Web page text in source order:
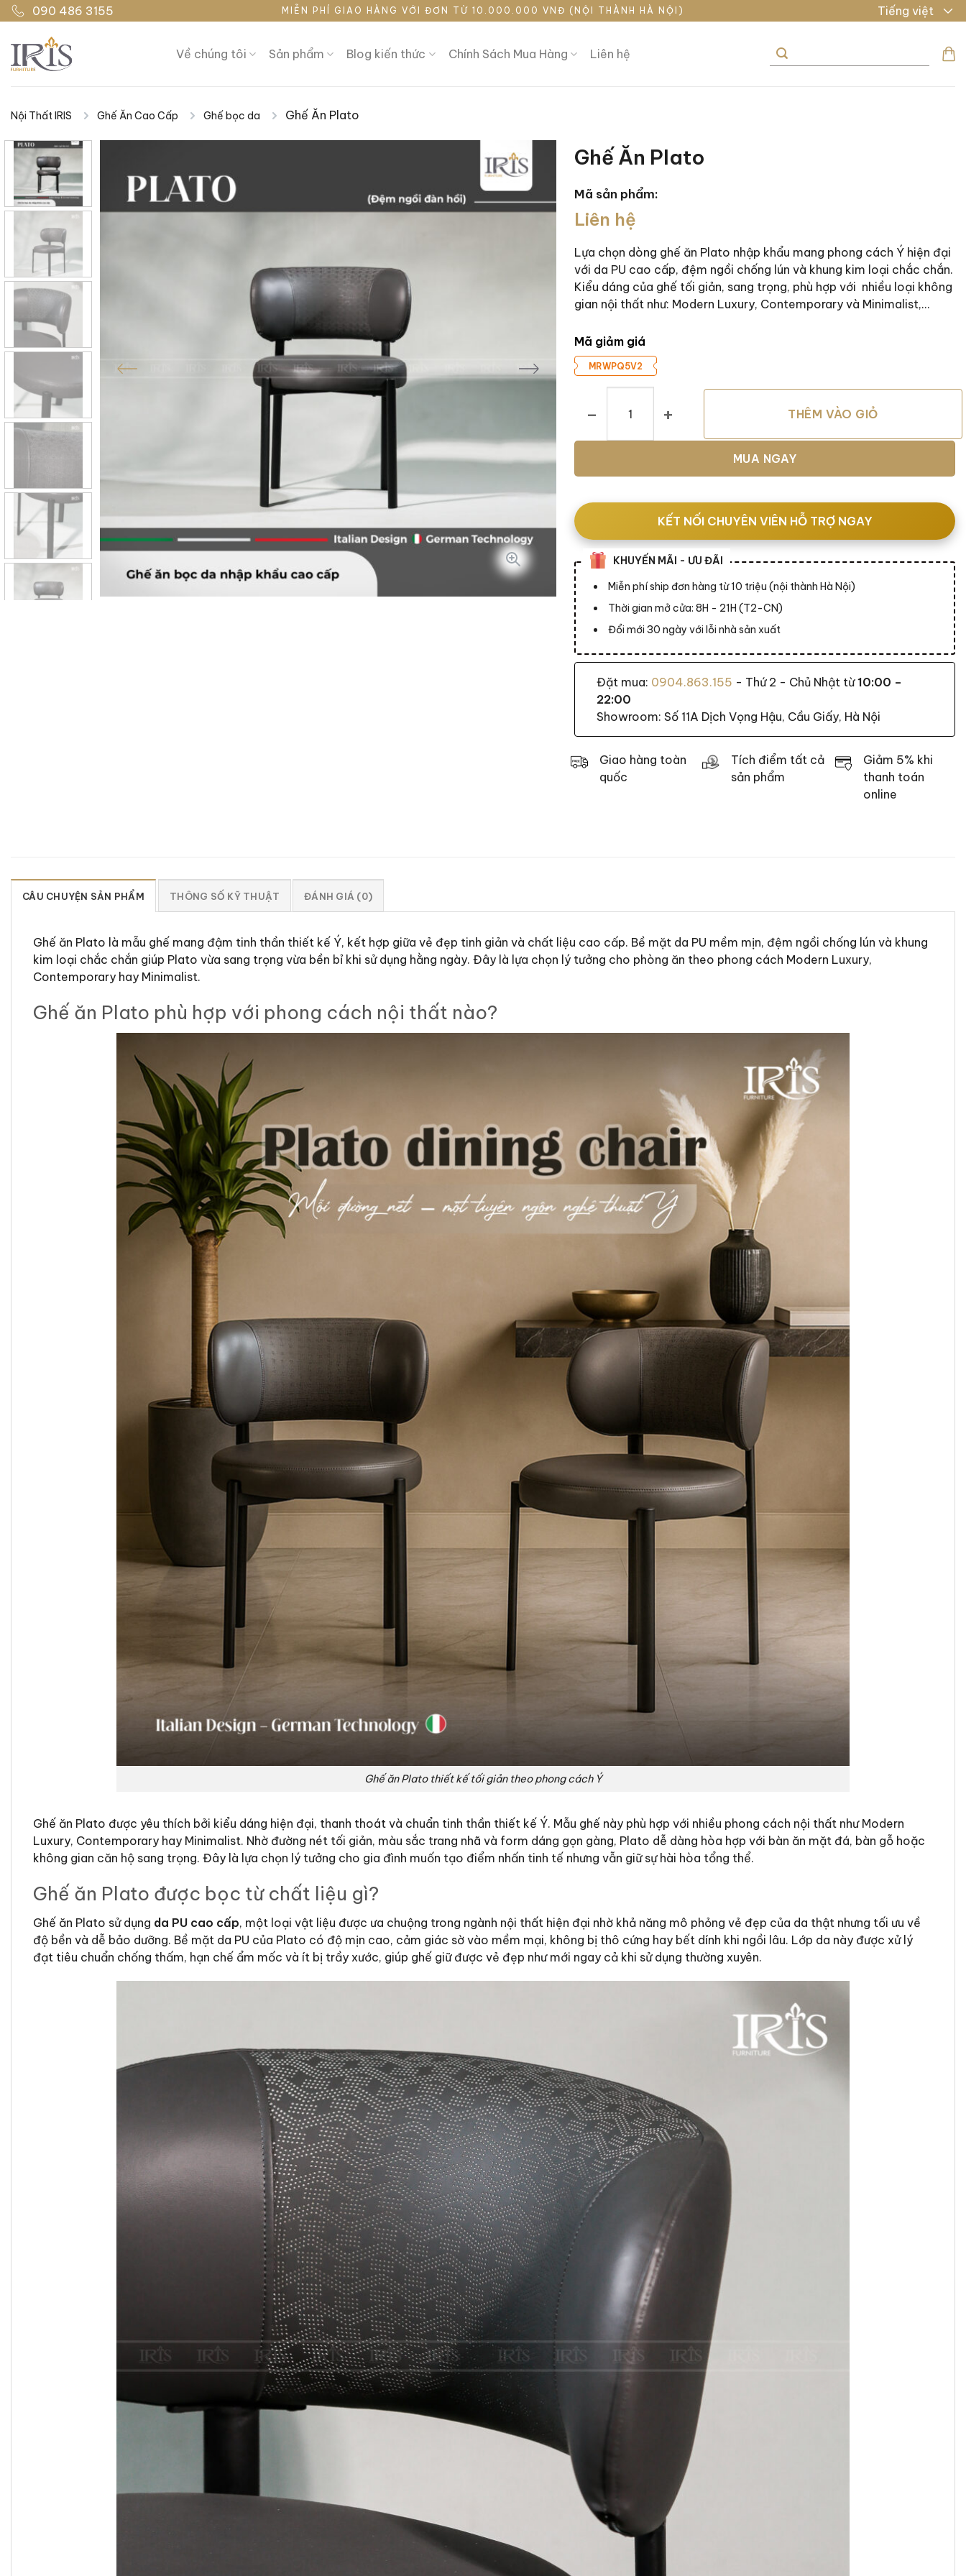
Bỏ
qua
nội
dung
090 486 3155 MIỄN PHÍ GIAO HÀNG VỚI ĐƠN TỪ 10.000.000 VNĐ (NỘI THÀNH HÀ NỘI) Tiếng việt
Về chúng tôi Sản phẩm Blog kiến thức Chính Sách Mua Hàng Liên hệ
kiếm:
Nội Thất IRIS Ghế Ăn Cao Cấp Ghế bọc da Ghế Ăn Plato
Ghế Ăn Plato
Mã sản phẩm:
Liên hệ
Lựa chọn dòng ghế ăn Plato nhập khẩu mang phong cách Ý hiện đại
với da PU cao cấp, đệm ngồi chống lún và khung kim loại chắc chắn.
Kiểu dáng của ghế tối giản, sang trọng, phù hợp với nhiều loại không
gian nội thất như: Modern Luxury, Contemporary và Minimalist,…
Mã giảm giá
MRWPQ5V2
THÊM VÀO GIỎ
MUA NGAY
KẾT NỐI CHUYÊN VIÊN HỖ TRỢ NGAY
KHUYẾN MÃI - ƯU ĐÃI
Miễn phí ship đơn hàng từ 10 triệu (nội thành Hà Nội)
Thời gian mở cửa: 8H - 21H (T2-CN)
Đổi mới 30 ngày với lỗi nhà sản xuất
Đặt mua: 0904.863.155 - Thứ 2 - Chủ Nhật từ10:00 –
22:00
Showroom: Số 11A Dịch Vọng Hậu, Cầu Giấy, Hà Nội
Giao hàng toàn
quốc
Tích điểm tất cả
sản phẩm
Giảm 5% khi
thanh toán
online
CÂU CHUYỆN SẢN PHẨM ĐÁNH GIÁ (0)
THÔNG SỐ KỸ THUẬT
Ghế ăn Plato là mẫu ghế mang đậm tinh thần thiết kế Ý, kết hợp giữa vẻ đẹp tinh giản và chất liệu cao cấp. Bề mặt da PU mềm mịn, đệm ngồi chống lún và khung
kim loại chắc chắn giúp Plato vừa sang trọng vừa bền bỉ khi sử dụng hằng ngày. Đây là lựa chọn lý tưởng cho phòng ăn theo phong cách Modern Luxury,
Contemporary hay Minimalist.
Ghế ăn Plato phù hợp với phong cách nội thất nào?
Ghế ăn Plato thiết kế tối giản theo phong cách Ý
Ghế ăn Plato được yêu thích bởi kiểu dáng hiện đại, thanh thoát và chuẩn tinh thần thiết kế Ý. Mẫu ghế này phù hợp với nhiều phong cách nội thất như Modern
Luxury, Contemporary hay Minimalist. Nhờ đường nét tối giản, màu sắc trang nhã và form dáng gọn gàng, Plato dễ dàng hòa hợp với bàn ăn mặt đá, bàn gỗ hoặc
không gian căn hộ sang trọng. Đây là lựa chọn lý tưởng cho gia đình muốn tạo điểm nhấn tinh tế nhưng vẫn giữ sự hài hòa tổng thể.
Ghế ăn Plato được bọc từ chất liệu gì?
Ghế ăn Plato sử dụng da PU cao cấp, một loại vật liệu được ưa chuộng trong ngành nội thất hiện đại nhờ khả năng mô phỏng vẻ đẹp của da thật nhưng tối ưu về
độ bền và dễ bảo dưỡng. Bề mặt da PU của Plato có độ mịn cao, cảm giác sờ vào mềm mại, không bị thô cứng hay bết dính khi ngồi lâu. Lớp da này được xử lý
đạt tiêu chuẩn chống thấm, hạn chế ẩm mốc và ít bị trầy xước, giúp ghế giữ được vẻ đẹp như mới ngay cả khi sử dụng thường xuyên.